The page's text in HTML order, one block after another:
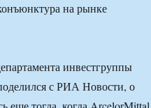
на рынке
инвестгруппы
с РИА Новости, о